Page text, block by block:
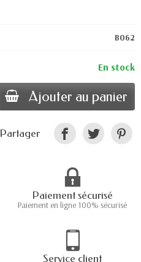
B062
En stock
Ajouter au panier
Partager
Paiement sécurisé
Paiement en ligne 100% sécurisé
Service client